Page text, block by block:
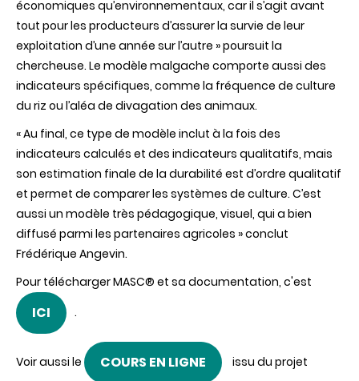
économiques qu’environnementaux, car il s’agit avant
tout pour les producteurs d’assurer la survie de leur
exploitation d’une année sur l’autre » poursuit la
chercheuse. Le modèle malgache comporte aussi des
indicateurs spécifiques, comme la fréquence de culture
du riz ou l’aléa de divagation des animaux.
« Au final, ce type de modèle inclut à la fois des
indicateurs calculés et des indicateurs qualitatifs, mais
son estimation finale de la durabilité est d’ordre qualitatif
et permet de comparer les systèmes de culture. C’est
aussi un modèle très pédagogique, visuel, qui a bien
diffusé parmi les partenaires agricoles » conclut
Frédérique Angevin.
Pour télécharger MASC® et sa documentation, c'est
ICI .
Voir aussi le COURS EN LIGNE
issu du projet